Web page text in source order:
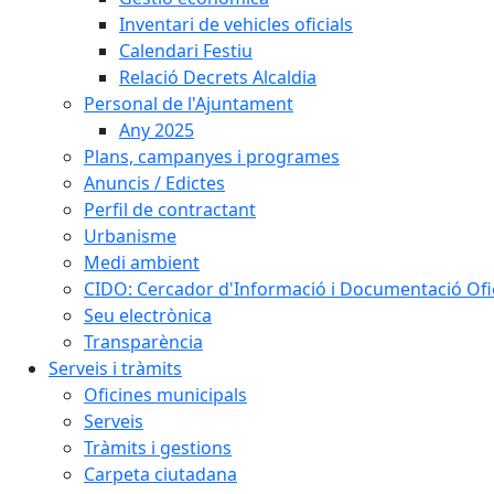
Inventari de vehicles oficials
Calendari Festiu
Relació Decrets Alcaldia
Personal de l'Ajuntament
Any 2025
Plans, campanyes i programes
Anuncis / Edictes
Perfil de contractant
Urbanisme
Medi ambient
CIDO: Cercador d'Informació i Documentació
Seu electrònica
Transparència
Serveis i tràmits
Oficines municipals
Serveis
Tràmits i gestions
Carpeta ciutadana